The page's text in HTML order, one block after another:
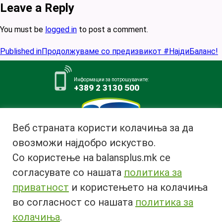
Leave a Reply
You must be logged in to post a comment.
Post
navigation
Published inПродолжуваме со предизвикот #НајдиБаланс!
Информации за потрошувачите:
+389 2 3130 500
Млекара АД Битола
ул. Ѓурчин Наумов Пљакот бр.1,
7000 Битола, Република
Македонија
Тел:+389 47 226 380
Факс: +389 47 237 073
Веб страната користи колачиња за да
овозможи најдобро искуство.
Со користење на balansplus.mk се
согласувате со нашата политика за
приватност и користењето на колачиња
во согласност со нашата политика за
колачиња.